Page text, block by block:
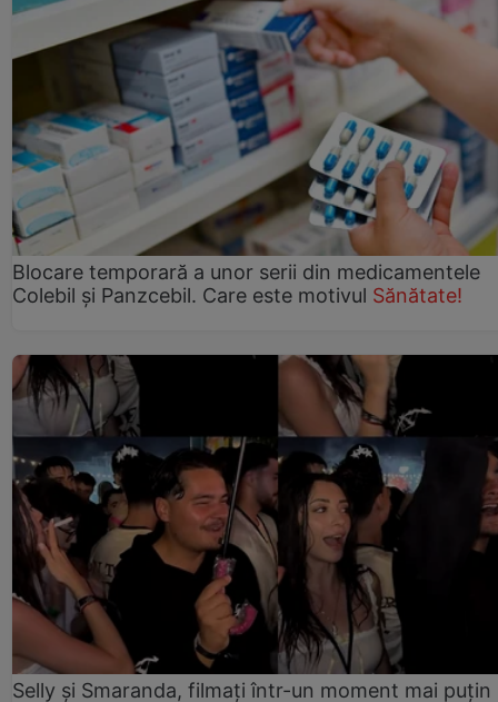
Blocare temporară a unor serii din medicamentele
Colebil și Panzcebil. Care este motivul Sănătate!
Selly și Smaranda, filmați într-un moment mai puțin